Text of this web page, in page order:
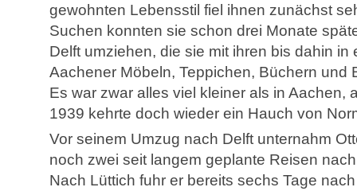
gewohnten Lebensstil fiel ihnen zunächst
Suchen konnten sie schon drei Monate
Delft umziehen, die sie mit ihren bis dahin
Aachener Möbeln, Teppichen, Büchern und
Es war zwar alles viel kleiner als in Aachen,
1939 kehrte doch wieder ein Hauch von
Vor seinem Umzug nach Delft unternahm
noch zwei seit langem geplante Reisen
Nach Lüttich fuhr er bereits sechs Tage